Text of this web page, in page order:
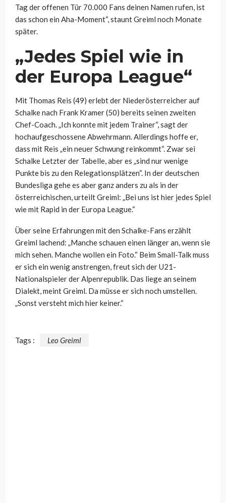
Tag der offenen Tür 70.000 Fans deinen Namen rufen, ist
das schon ein Aha-Moment“, staunt Greiml noch Monate
später.
„Jedes Spiel wie in
der Europa League“
Mit Thomas Reis (49) erlebt der Niederösterreicher auf
Schalke nach Frank Kramer (50) bereits seinen zweiten
Chef-Coach. „Ich konnte mit jedem Trainer“, sagt der
hochaufgeschossene Abwehrmann. Allerdings hoffe er,
dass mit Reis „ein neuer Schwung reinkommt“. Zwar sei
Schalke Letzter der Tabelle, aber es „sind nur wenige
Punkte bis zu den Relegationsplätzen“. In der deutschen
Bundesliga gehe es aber ganz anders zu als in der
österreichischen, urteilt Greiml: „Bei uns ist hier jedes Spiel
wie mit Rapid in der Europa League.“
Über seine Erfahrungen mit den Schalke-Fans erzählt
Greiml lachend: „Manche schauen einen länger an, wenn sie
mich sehen. Manche wollen ein Foto.“ Beim Small-Talk muss
er sich ein wenig anstrengen, freut sich der U21-
Nationalspieler der Alpenrepublik. Das liege an seinem
Dialekt, meint Greiml. Da müsse er sich noch umstellen.
„Sonst versteht mich hier keiner.“
Tags : Leo Greiml